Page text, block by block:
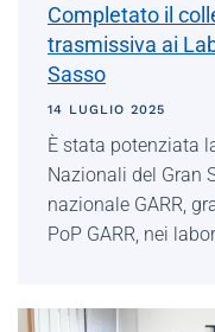
Completato il
trasmissiva ai
Sasso
14 LUGLIO 2025
È stata potenziata
Nazionali del Gran
nazionale GARR,
PoP GARR, nei